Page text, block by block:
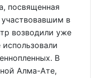
посвященная
в
возводили уже
В
Алма-Ате,